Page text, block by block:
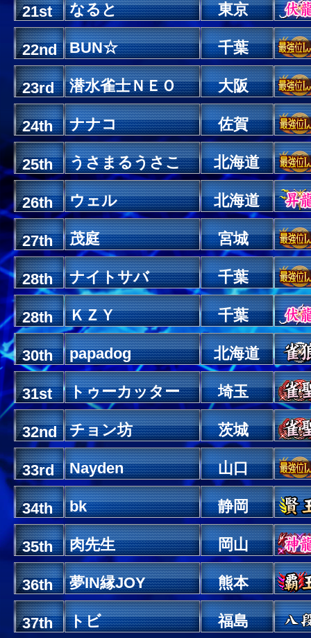
21st なると 東京
22nd BUN☆ 千葉
23rd 潜水雀士ＮＥＯ 大阪
24th ナナコ 佐賀
25th うさまるうさこ 北海道
26th ウェル 北海道
27th 茂庭 宮城
28th ナイトサバ 千葉
28th ＫＺＹ 千葉
30th papadog 北海道
31st トゥーカッター 埼玉
32nd チョン坊 茨城
33rd Nayden 山口
34th bk 静岡
35th 肉先生 岡山
36th 夢IN縁JOY 熊本
37th トビ 福島